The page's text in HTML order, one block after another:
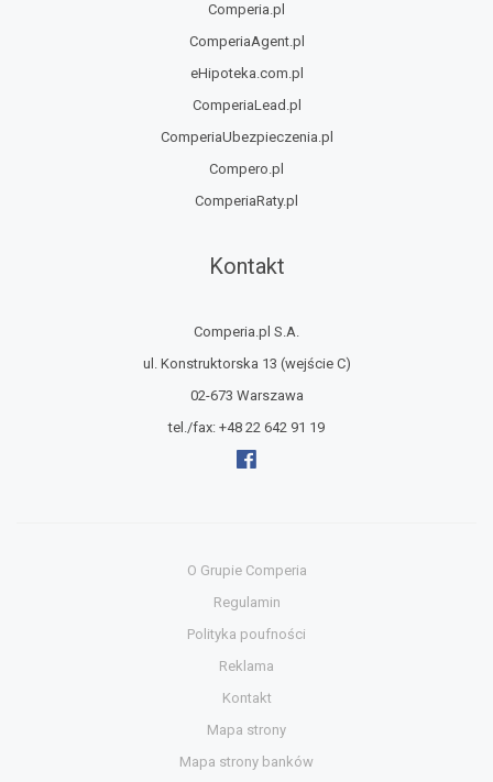
Comperia.pl
ComperiaAgent.pl
eHipoteka.com.pl
ComperiaLead.pl
ComperiaUbezpieczenia.pl
Compero.pl
ComperiaRaty.pl
Kontakt
Comperia.pl S.A.
ul. Konstruktorska 13 (wejście C)
02-673 Warszawa
tel./fax: +48 22 642 91 19
O Grupie Comperia
Regulamin
Polityka poufności
Reklama
Kontakt
Mapa strony
Mapa strony banków